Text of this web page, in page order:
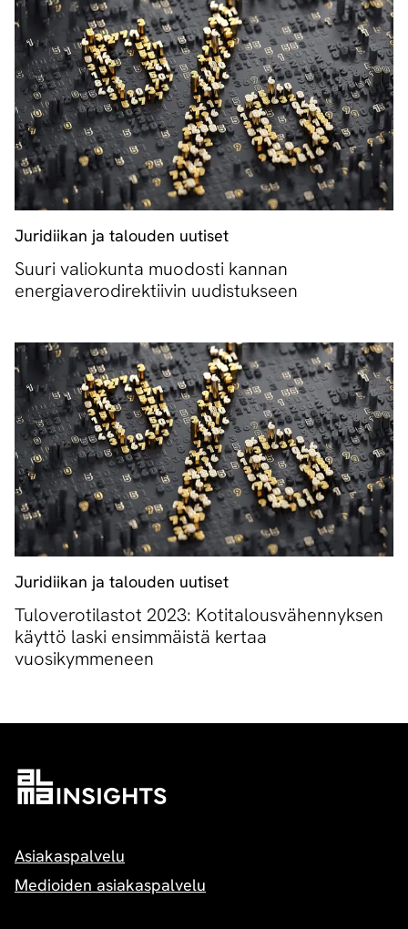
Juridiikan ja talouden uutiset
Suuri valiokunta muodosti kannan
energiaverodirektiivin uudistukseen
Juridiikan ja talouden uutiset
Tuloverotilastot 2023: Kotitalousvähennyksen
käyttö laski ensimmäistä kertaa
vuosikymmeneen
Asiakaspalvelu
Medioiden asiakaspalvelu